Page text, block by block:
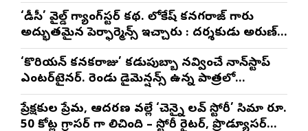
‘డీసీ’ వైల్డ్ గ్యాంగ్‌స్టర్ కథ. లోకేష్ కనగరాజ్ గారు
అద్భుతమైన పెర్ఫార్మెన్స్ ఇచ్చారు : దర్శకుడు అరుణ్
మాథేశ్వరన్
‘కొరియన్ కనకరాజు’ కడుపుబ్బా నవ్వించే నాన్‌స్టాప్
ఎంటర్‌టైనర్. రెండు డైమెన్షన్స్ ఉన్న పాత్రలో
నటించడం చాలా సంతృప్తినిచ్చింది : వరుణ్ తేజ్
ప్రేక్షకుల ప్రేమ, ఆదరణ వల్లే ‘చెన్నై లవ్ స్టోరీ’ సినిమా రూ.
50 కోట్ల గ్రాసర్ గా నిలిచింది – స్టోరీ రైటర్, ప్రొడ్యూసర్